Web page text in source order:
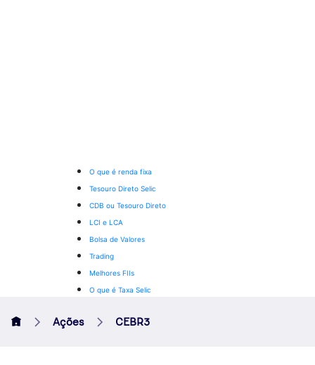
O que é renda fixa
Tesouro Direto Selic
CDB ou Tesouro Direto
LCI e LCA
Bolsa de Valores
Trading
Melhores FIIs
O que é Taxa Selic
Ações CEBR3